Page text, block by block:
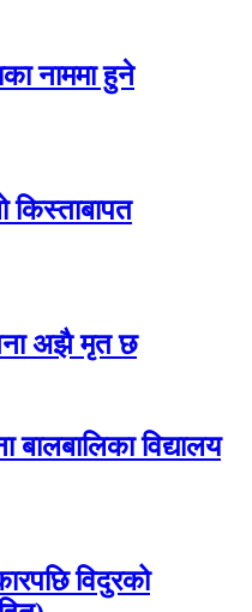
नाममा हुने
किस्ताबापत
अझै मृत छ
विद्यालय
विदुरको